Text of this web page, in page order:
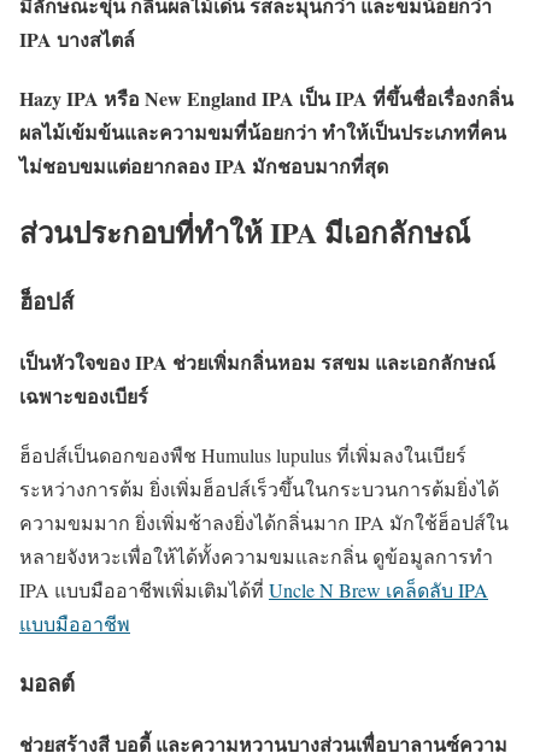
IPA บางสไตล์
Hazy IPA หรือ New England IPA เป็น IPA ที่ขึ้นชื่อเรื่องกลิ่น
ผลไม้เข้มข้นและความขมที่น้อยกว่า ทำให้เป็นประเภทที่คน
ไม่ชอบขมแต่อยากลอง IPA มักชอบมากที่สุด
ส่วนประกอบที่ทำให้ IPA มีเอกลักษณ์
ฮ็อปส์
เป็นหัวใจของ IPA ช่วยเพิ่มกลิ่นหอม รสขม และเอกลักษณ์
เฉพาะของเบียร์
ฮ็อปส์เป็นดอกของพืช Humulus lupulus ที่เพิ่มลงในเบียร์
ระหว่างการต้ม ยิ่งเพิ่มฮ็อปส์เร็วขึ้นในกระบวนการต้มยิ่งได้
ความขมมาก ยิ่งเพิ่มช้าลงยิ่งได้กลิ่นมาก IPA มักใช้ฮ็อปส์ใน
หลายจังหวะเพื่อให้ได้ทั้งความขมและกลิ่น ดูข้อมูลการทำ
IPA แบบมืออาชีพเพิ่มเติมได้ที่ Uncle N Brew เคล็ดลับ IPA
แบบมืออาชีพ
มอลต์
ช่วยสร้างสี บอดี้ และความหวานบางส่วนเพื่อบาลานซ์ความ